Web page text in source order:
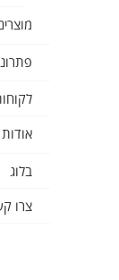
אודות
בלוג
צרו